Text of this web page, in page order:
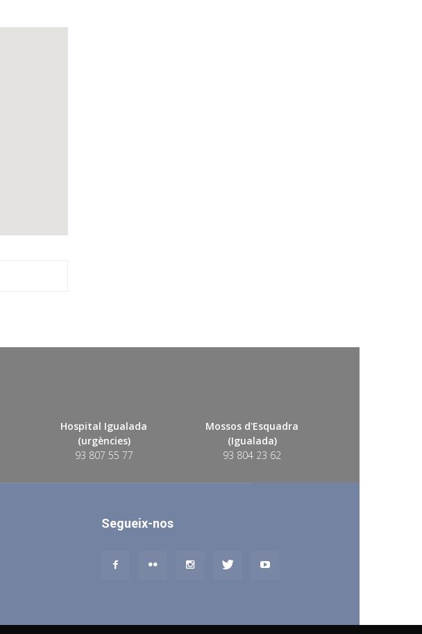
Hospital Igualada
(urgències)
93 807 55 77
Mossos d'Esquadra
(Igualada)
93 804 23 62
Segueix-nos